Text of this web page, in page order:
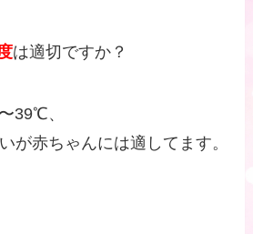
は適切ですか？
39℃、
が赤ちゃんには適してます。